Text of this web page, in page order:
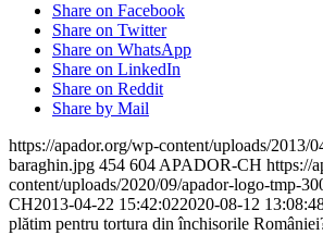
Share on Facebook
Share on Twitter
Share on WhatsApp
Share on LinkedIn
Share on Reddit
Share by Mail
https://apador.org/wp-content/uploads/2013/
baraghin.jpg 454 604 APADOR-CH https://
content/uploads/2020/09/apador-logo-tmp-
CH2013-04-22 15:42:022020-08-12
plătim pentru tortura din închisorile